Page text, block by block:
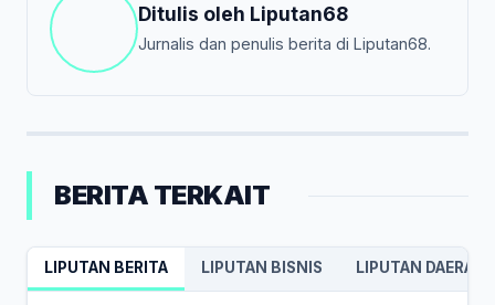
Ditulis oleh Liputan68
Jurnalis dan penulis berita di Liputan68.
BERITA TERKAIT
LIPUTAN BERITA LIPUTAN BISNIS LIPUTAN DAERAH